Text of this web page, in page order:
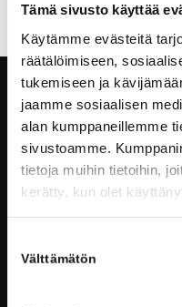
Tämä sivusto käyttää
Käytämme evästeitä
räätälöimiseen,
tukemiseen ja
jaamme sosiaalisen
alan kumppaneillemme
sivustoamme.
tietoja muihin tietoihin,
kerätty, kun olet
valinta
Välttämätön
Hämeenpuisto 28
33200 Tampere
Email: